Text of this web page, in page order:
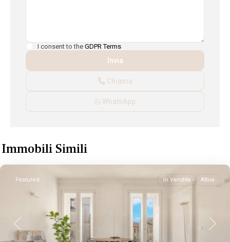
I consent to the GDPR Terms
Chiama
WhatsApp
Immobili Simili
Previous Next
Featured In Vendita Attiva